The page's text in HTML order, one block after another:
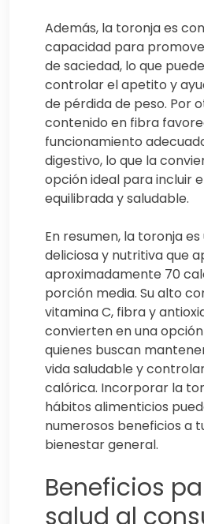
Además, la toronja es
capacidad para
de saciedad, lo que
controlar el apetito y
de pérdida de peso. Por
contenido en fibra
funcionamiento
digestivo, lo que la
opción ideal para incluir
equilibrada y saludable.
En resumen, la toronja
deliciosa y nutritiva que
aproximadamente 70
porción media. Su alto
vitamina C, fibra y
convierten en una
quienes buscan
vida saludable y
calórica. Incorporar la
hábitos alimenticios
numerosos beneficios a
bienestar general.
Beneficios
salud al